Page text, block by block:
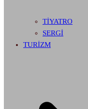
TİYATRO
SERGİ
TURİZM